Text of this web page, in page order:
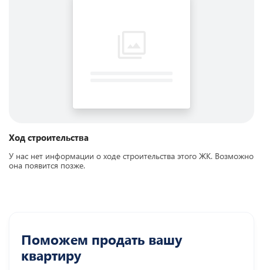
Ход строительства
У нас нет информации о ходе строительства этого ЖК. Возможно
она появится позже.
Поможем продать вашу
квартиру